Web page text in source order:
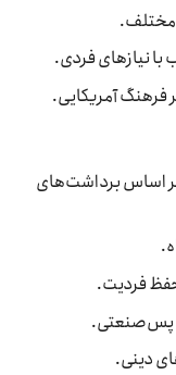
مختلف.
با نیازهای فردی.
فرهنگ آمریکایی.
اساس برداشت‌های
حفظ فردیت.
پس‌صنعتی.
دینی.